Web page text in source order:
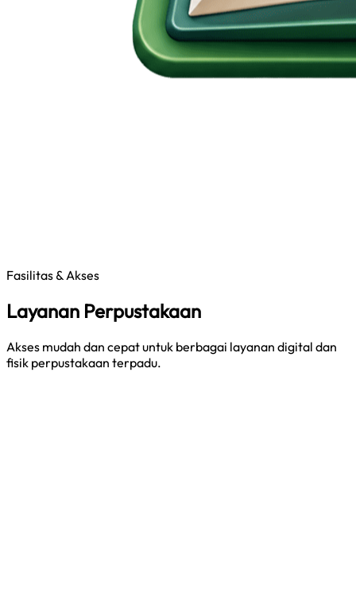
Fasilitas & Akses
Layanan Perpustakaan
Akses mudah dan cepat untuk berbagai layanan digital dan
fisik perpustakaan terpadu.